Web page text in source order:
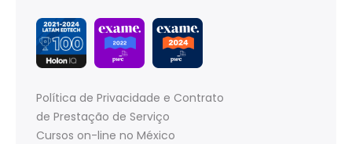
Política de Privacidade e Contrato
de Prestação de Serviço
Cursos on-line no México